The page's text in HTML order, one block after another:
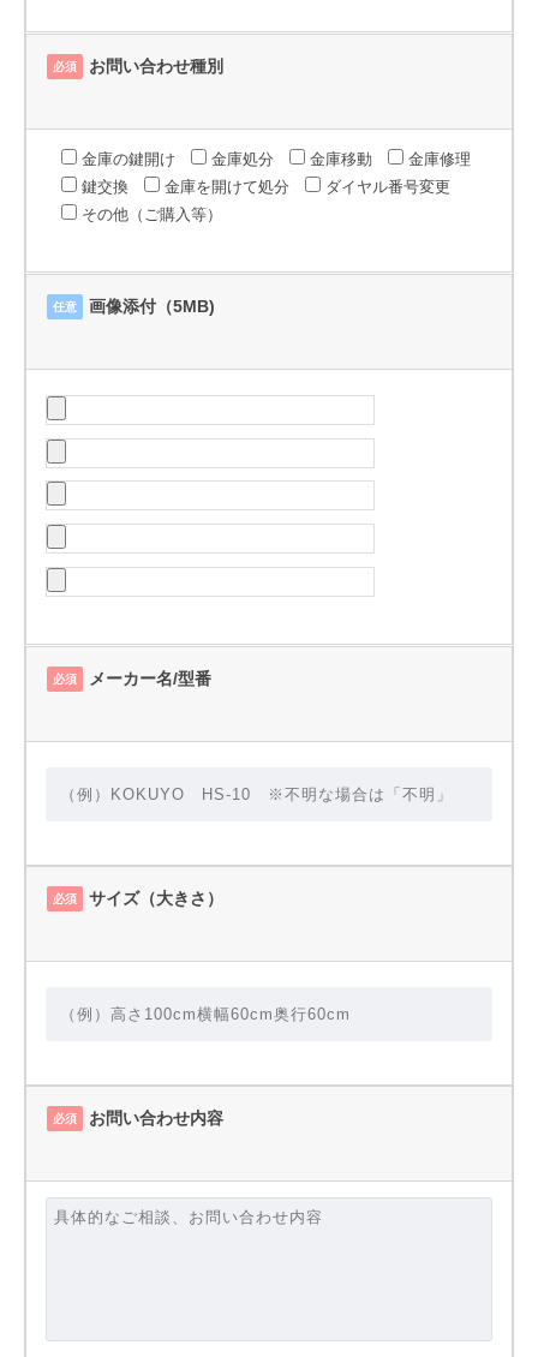
必須 お問い合わせ種別
金庫の鍵開け 金庫処分 金庫移動
金庫修理
鍵交換
金庫を開けて処分
ダイヤル番号変更
その他（ご購入等）
任意 画像添付（5MB)
必須 メーカー名/型番
必須 サイズ（大きさ）
必須 お問い合わせ内容